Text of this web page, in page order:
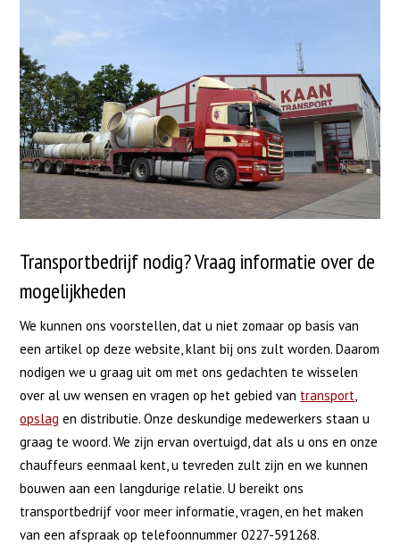
Transportbedrijf nodig? Vraag informatie over de
mogelijkheden
We kunnen ons voorstellen, dat u niet zomaar op basis van
een artikel op deze website, klant bij ons zult worden. Daarom
nodigen we u graag uit om met ons gedachten te wisselen
over al uw wensen en vragen op het gebied van transport,
opslag en distributie. Onze deskundige medewerkers staan u
graag te woord. We zijn ervan overtuigd, dat als u ons en onze
chauffeurs eenmaal kent, u tevreden zult zijn en we kunnen
bouwen aan een langdurige relatie. U bereikt ons
transportbedrijf voor meer informatie, vragen, en het maken
van een afspraak op telefoonnummer 0227-591268.